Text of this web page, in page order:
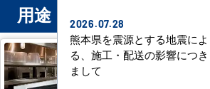
用途 から業務用エアコ
2026.07.28
熊本県を震源とする地震によ
る、施工・配送の影響につき
まして